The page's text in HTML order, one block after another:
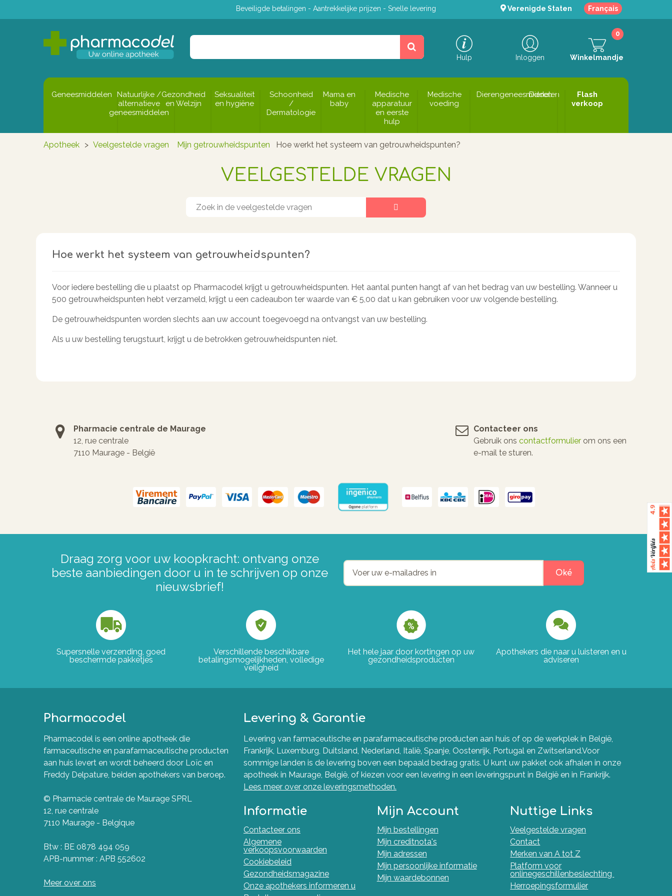
Beveiligde betalingen - Aantrekkelijke prijzen - Snelle levering Verenigde Staten Français
Hulp Inloggen Winkelmandje
0
Geneesmiddelen
Natuurlijke /
alternatieve
geneesmiddelen
Gezondheid
en Welzijn
Seksualiteit
en hygiëne
Schoonheid
/
Dermatologie
Mama en
baby
Medische
apparatuur
en eerste
hulp
Medische
voeding
Dierengeneesmiddelen
Dieren
Flash
verkoop
Apotheek > Veelgestelde vragen Mijn getrouwheidspunten Hoe werkt het systeem van getrouwheidspunten?
VEELGESTELDE VRAGEN
Hoe werkt het systeem van getrouwheidspunten?
Voor iedere bestelling die u plaatst op Pharmacodel krijgt u getrouwheidspunten. Het aantal punten hangt af van het bedrag van uw bestelling. Wanneer u
500 getrouwheidspunten hebt verzameld, krijgt u een cadeaubon ter waarde van € 5,00 dat u kan gebruiken voor uw volgende bestelling.
De getrouwheidspunten worden slechts aan uw account toegevoegd na ontvangst van uw bestelling.
Als u uw bestelling terugstuurt, krijgt u de betrokken getrouwheidspunten niet.
Pharmacie centrale de Maurage
12, rue centrale
7110 Maurage - België
Contacteer ons
Gebruik ons contactformulier om ons een
e-mail te sturen.
Draag zorg voor uw koopkracht: ontvang onze
beste aanbiedingen door u in te schrijven op onze
nieuwsbrief!
Oké
Supersnelle verzending, goed
beschermde pakketjes
Verschillende beschikbare
betalingsmogelijkheden, volledige
veiligheid
Het hele jaar door kortingen op uw
gezondheidsproducten
Apothekers die naar u luisteren en u
adviseren
Pharmacodel
Pharmacodel is een online apotheek die
farmaceutische en parafarmaceutische producten
aan huis levert en wordt beheerd door Loïc en
Freddy Delpature, beiden apothekers van beroep.
© Pharmacie centrale de Maurage SPRL
12, rue centrale
7110 Maurage - Belgique
Btw : BE 0878 494 059
APB-nummer : APB 552602
Meer over ons
Levering & Garantie
Levering van farmaceutische en parafarmaceutische producten aan huis of op de werkplek in België,
Frankrijk, Luxemburg, Duitsland, Nederland, Italië, Spanje, Oostenrijk, Portugal en Zwitserland.Voor
sommige landen is de levering boven een bepaald bedrag gratis. U kunt uw pakket ook afhalen in onze
apotheek in Maurage, België, of kiezen voor een levering in een leveringspunt in België en in Frankrijk.
Lees meer over onze leveringsmethoden.
Informatie
Contacteer ons
Algemene
verkoopsvoorwaarden
Cookiebeleid
Gezondheidsmagazine
Onze apothekers informeren u
Mijn Account
Mijn bestellingen
Mijn creditnota's
Mijn adressen
Mijn persoonlijke informatie
Mijn waardebonnen
Nuttige Links
Veelgestelde vragen
Contact
Merken van A tot Z
Platform voor
onlinegeschillenbeslechting
Herroepingsformulier